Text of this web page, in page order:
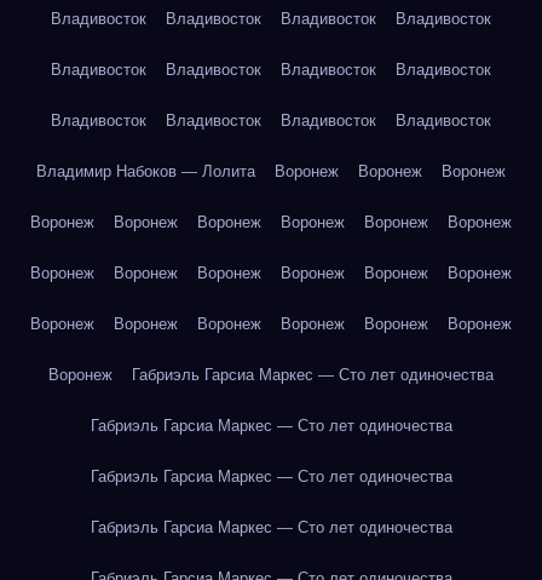
Владивосток Владивосток Владивосток Владивосток
Владивосток Владивосток Владивосток Владивосток
Владивосток Владивосток Владивосток Владивосток
Владимир Набоков — Лолита Воронеж Воронеж Воронеж
Воронеж Воронеж Воронеж Воронеж Воронеж Воронеж
Воронеж Воронеж Воронеж Воронеж Воронеж Воронеж
Воронеж Воронеж Воронеж Воронеж Воронеж Воронеж
Воронеж Габриэль Гарсиа Маркес — Сто лет одиночества
Габриэль Гарсиа Маркес — Сто лет одиночества
Габриэль Гарсиа Маркес — Сто лет одиночества
Габриэль Гарсиа Маркес — Сто лет одиночества